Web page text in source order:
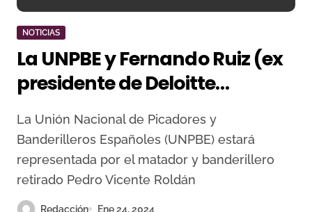
NOTICIAS
La UNPBE y Fernando Ruiz (ex
presidente de Deloitte
España), se incorporan al
patronato de la Fundación
Toro de Lidia
La Unión Nacional de Picadores y
Banderilleros Españoles (UNPBE) estará
representada por el matador y banderillero
retirado Pedro Vicente Roldán
Redacción Ene 24, 2024